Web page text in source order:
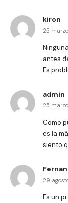
kiron
25
antes
Es
admin
25
Como
es la
siento
29
Es un